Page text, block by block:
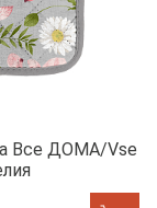
Все ДОМА/Vse